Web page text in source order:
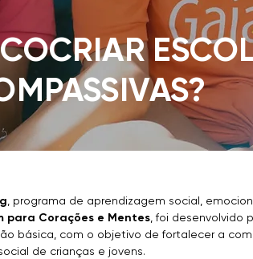
, programa de aprendizagem social,
para Corações e Mentes , foi desenvolvido
básica, com o objetivo de fortalecer a
de crianças e jovens.